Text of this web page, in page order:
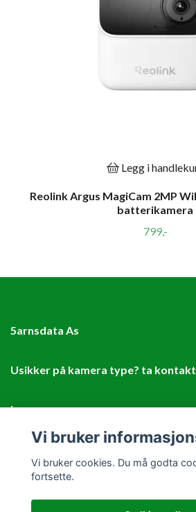
Legg i
Reolink Argus MagiCam 2MP
batterikamera
799,-
5arnsdata As
Usikker på kamera type? ta
Les mer
Vi bruker
Vi bruker cookies. Du må godta
fortsette.